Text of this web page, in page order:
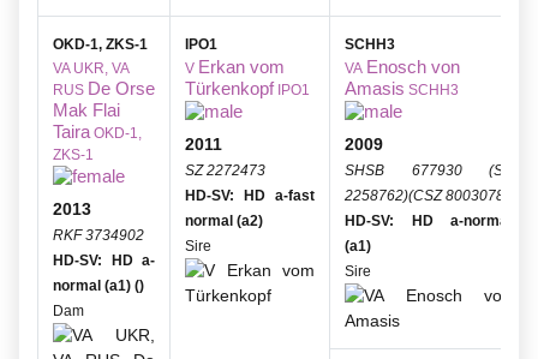
OKD-1, ZKS-1
VA UKR, VA
RUS De Orse
Mak Flai
Taira OKD-1,
ZKS-1
2013
RKF 3734902
HD-SV: HD a-
normal (a1) ()
Dam
IPO1
V Erkan vom
Türkenkopf IPO1
2011
SZ 2272473
HD-SV: HD a-fast
normal (a2)
Sire
SCHH3
VA Enosch von
Amasis SCHH3
2009
SHSB 677930 (SZ
2258762)(CSZ 8003078)
HD-SV: HD a-normal
(a1)
Sire